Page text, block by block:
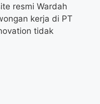
resmi Wardah
kerja di PT
tidak